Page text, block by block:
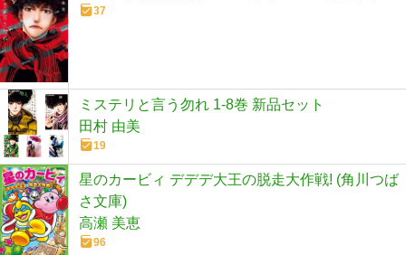
37
ミステリと言う勿れ 1-8巻 新品セット
田村 由美
19
星のカービィ デデデ大王の脱走大作戦! (角川つば
さ文庫)
高瀬 美恵
96